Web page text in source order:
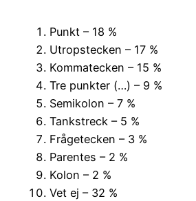
Punkt – 18 %
Utropstecken – 17 %
Kommatecken – 15 %
Tre punkter (…) – 9 %
Semikolon – 7 %
Tankstreck – 5 %
Frågetecken – 3 %
Parentes – 2 %
Kolon – 2 %
Vet ej – 32 %